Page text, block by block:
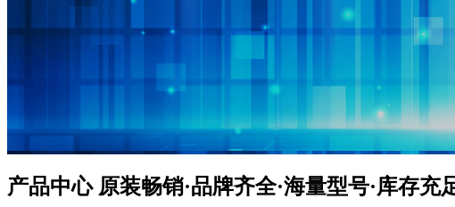
产品中心原装畅销·品牌齐全·海量型号·库存充